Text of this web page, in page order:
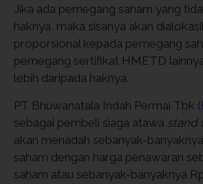
Jika ada pemegang saham yang
haknya, maka sisanya akan
proporsional kepada pemegang
pemegang sertifikat HMETD
lebih daripada haknya.
PT Bhuwanatala Indah Permai Tbk (
sebagai pembeli siaga atawa stand
akan menadah sebanyak-
saham dengan harga penawaran
saham atau sebanyak-banyaknya